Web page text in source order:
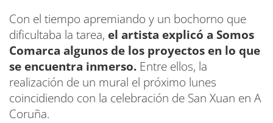
Con el tiempo apremiando y un bochorno que
dificultaba la tarea, el artista explicó a Somos
Comarca algunos de los proyectos en lo que
se encuentra inmerso. Entre ellos, la
realización de un mural el próximo lunes
coincidiendo con la celebración de San Xuan en A
Coruña.